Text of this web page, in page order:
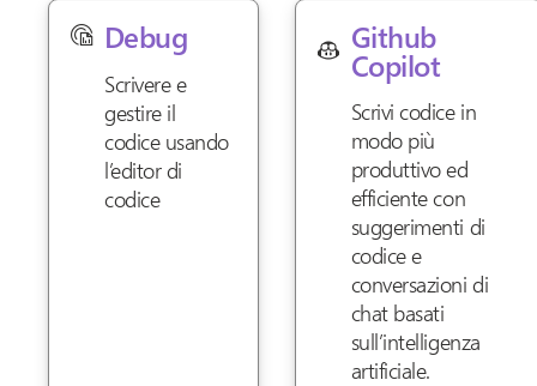
Debug
Scrivere e
gestire il
codice usando
l’editor di
codice
Github
Copilot
Scrivi codice in
modo più
produttivo ed
efficiente con
suggerimenti di
codice e
conversazioni di
chat basati
sull’intelligenza
artificiale.